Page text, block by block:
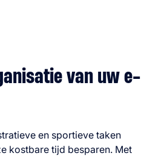
van uw e-
en sportieve taken
kostbare tijd besparen. Met